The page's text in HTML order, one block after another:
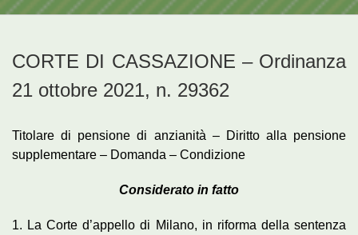
CORTE DI CASSAZIONE – Ordinanza
21 ottobre 2021, n. 29362
Titolare di pensione di anzianità – Diritto alla pensione
supplementare – Domanda – Condizione
Considerato in fatto
1. La Corte d’appello di Milano, in riforma della sentenza